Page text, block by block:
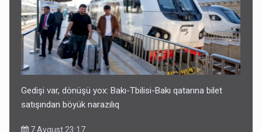
Media və Yayım Şurasına əlavə hüquq və vəzifələr verilib
7 Avqust 13:24
Gedişi var, dönüşü yox: Bakı-Tbilisi-Bakı qatarına bilet
satışından böyük narazılıq
7 Avqust 23:17